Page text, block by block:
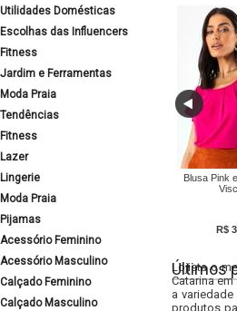
Utilidades Domésticas
Escolhas das Influencers
Fitness
Jardim e Ferramentas
Moda Praia
Tendências
Fitness
Lazer
Lingerie
Moda Praia
Pijamas
Acessório Feminino
Acessório Masculino
Calçado Feminino
Calçado Masculino
Blusa Pink
R$
Últimos
Lojista o
Catarina
a
produtos